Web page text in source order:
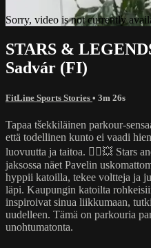
Sorry, video is not currently
STARS &
Sadvár (FI)
FitLine Sports Stories • 3m 26s
Tapaa tšekkiläinen parkour-
että todellinen kunto ei vaadi
luovuutta ja taitoa. 🏃‍♂️💥 Stars
jaksossa näet Pavelin
hyppii katoilla, tekee voltteja ja
läpi. Kaupungin katoilta
inspiroivat sinua liikkumaan,
uudelleen. Tämä on parkouria
unohtumatonta.